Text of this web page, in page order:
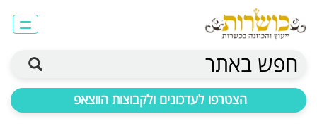
חפש באתר
הצטרפו לעדכונים ולקבוצות הווצאפ